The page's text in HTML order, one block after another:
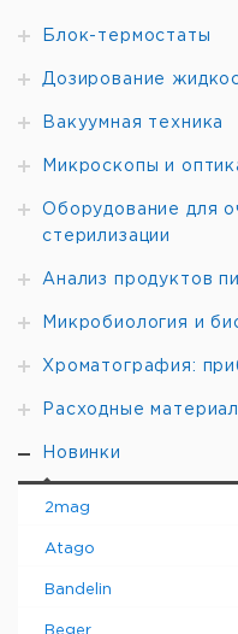
Блок-термостаты
Дозирование
Вакуумная техника
Микроскопы и
Оборудование для
стерилизации
Анализ продуктов
Микробиология и
Хроматография:
Расходные
Новинки
2mag
Atago
Bandelin
Beger